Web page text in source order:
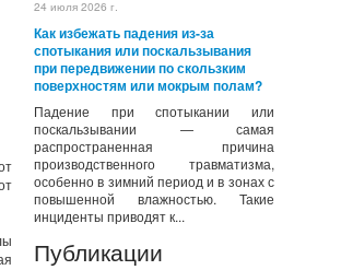
24 июля 2026 г.
Как избежать падения из-за
спотыкания или поскальзывания
при передвижении по скользким
поверхностям или мокрым полам?
Падение при спотыкании или
поскальзывании — самая
распространенная причина
производственного травматизма,
особенно в зимний период и в зонах с
повышенной влажностью. Такие
инциденты приводят к...
Публикации